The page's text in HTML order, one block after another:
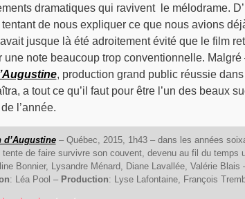
dramatiques qui ravivent le mélodrame.
de nous expliquer ce que nous avions
jusque là été adroitement évité que le film
une note beaucoup trop conventionnelle.
, production grand public réussie
a tout ce qu’il faut pour être l’un des beaux
l’année.
d’Augustine– Québec, 2015, 1h43 – dans les années
tente de faire survivre son couvent, devenu au fil du temps
Bonnier, Lysandre Ménard, Diane Lavallée, Valérie Blais
: Léa Pool – Production: Lyse Lafontaine, François